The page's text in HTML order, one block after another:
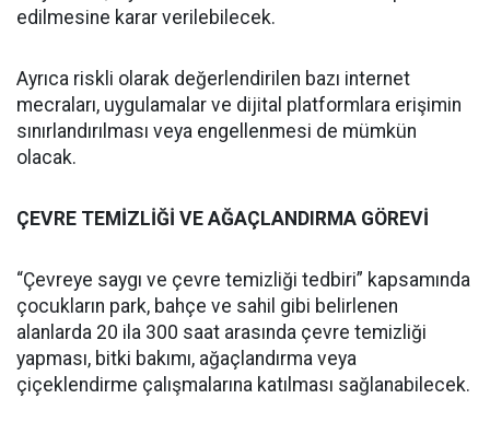
edilmesine karar verilebilecek.
Ayrıca riskli olarak değerlendirilen bazı internet
mecraları, uygulamalar ve dijital platformlara erişimin
sınırlandırılması veya engellenmesi de mümkün
olacak.
ÇEVRE TEMİZLİĞİ VE AĞAÇLANDIRMA GÖREVİ
“Çevreye saygı ve çevre temizliği tedbiri” kapsamında
çocukların park, bahçe ve sahil gibi belirlenen
alanlarda 20 ila 300 saat arasında çevre temizliği
yapması, bitki bakımı, ağaçlandırma veya
çiçeklendirme çalışmalarına katılması sağlanabilecek.